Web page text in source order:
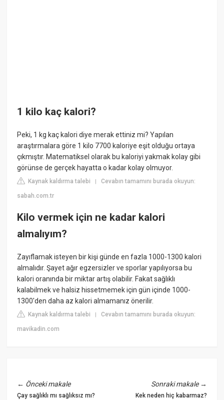
1 kilo kaç kalori?
Peki, 1 kg kaç kalori diye merak ettiniz mi? Yapılan
araştırmalara göre 1 kilo 7700 kaloriye eşit olduğu ortaya
çıkmıştır. Matematiksel olarak bu kaloriyi yakmak kolay gibi
görünse de gerçek hayatta o kadar kolay olmuyor.
Kaynak kaldırma talebi |Cevabın tamamını burada okuyun:
sabah.com.tr
Kilo vermek için ne kadar kalori
almalıyım?
Zayıflamak isteyen bir kişi günde en fazla 1000-1300 kalori
almalıdır. Şayet ağır egzersizler ve sporlar yapılıyorsa bu
kalori oranında bir miktar artış olabilir. Fakat sağlıklı
kalabilmek ve halsiz hissetmemek için gün içinde 1000-
1300'den daha az kalori almamanız önerilir.
Kaynak kaldırma talebi |Cevabın tamamını burada okuyun:
mavikadin.com
← Önceki makale
Çay sağlıklı mı sağlıksız mı?
Sonraki makale→
Kek neden hiç kabarmaz?